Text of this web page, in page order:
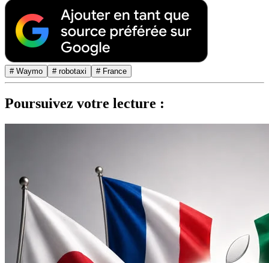
# Waymo # robotaxi # France
Poursuivez votre lecture :